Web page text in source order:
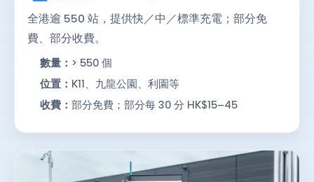
全港逾 550 站，提供快／中／標準充電；部分免
費、部分收費。
數量： > 550 個
位置： K11、九龍公園、利園等
收費： 部分免費；部分每 30 分 HK$15–45